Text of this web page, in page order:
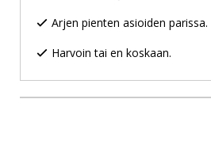
Arjen pienten asioiden parissa.
Harvoin tai en koskaan.